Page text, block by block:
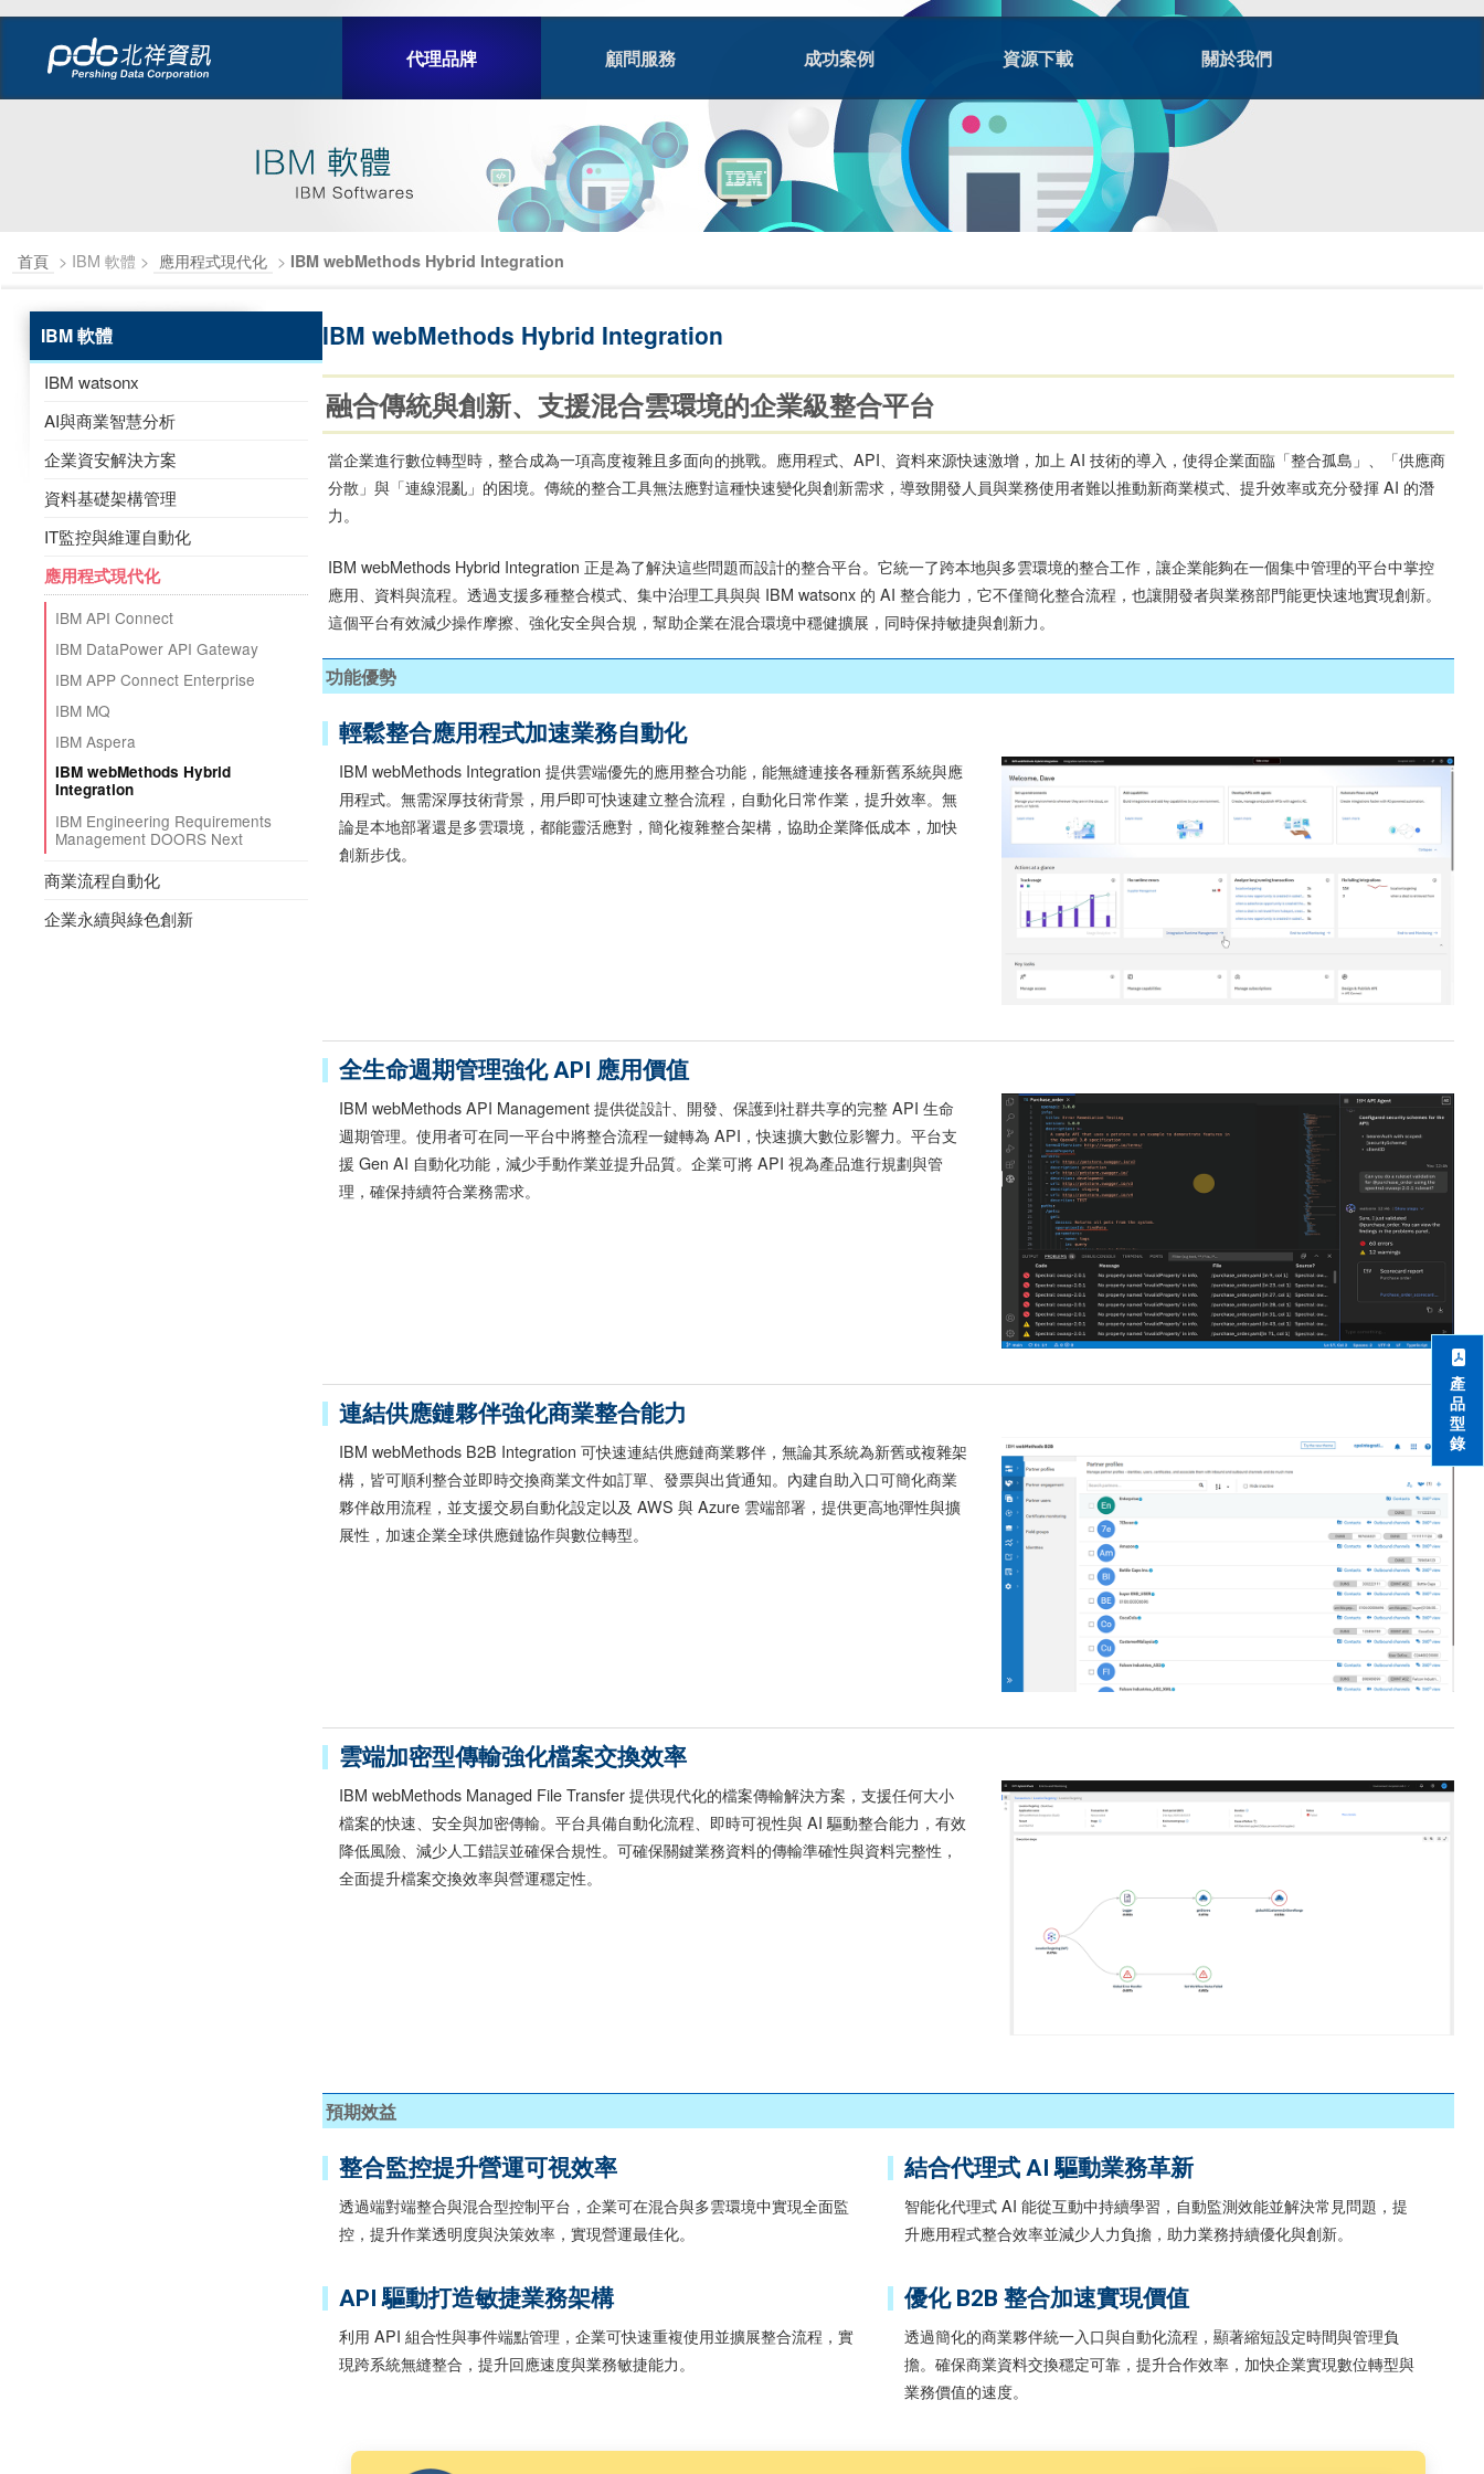
代理品牌 顧問服務 成功案例 資源下載 關於我們
首頁 > IBM 軟體 > 應用程式現代化 > IBM webMethods Hybrid Integration
IBM 軟體
IBM watsonx
AI與商業智慧分析
企業資安解決方案
資料基礎架構管理
IT監控與維運自動化
應用程式現代化
IBM API Connect
IBM DataPower API Gateway
IBM APP Connect Enterprise
IBM MQ
IBM Aspera
IBM webMethods Hybrid
Integration
IBM Engineering Requirements
Management DOORS Next
商業流程自動化
企業永續與綠色創新
IBM webMethods Hybrid Integration
融合傳統與創新、支援混合雲環境的企業級整合平台
當企業進行數位轉型時，整合成為一項高度複雜且多面向的挑戰。應用程式、API、資料來源快速激增，加上 AI 技術的導入，使得企業面臨「整合孤島」、「供應商
分散」與「連線混亂」的困境。傳統的整合工具無法應對這種快速變化與創新需求，導致開發人員與業務使用者難以推動新商業模式、提升效率或充分發揮 AI 的潛
力。
IBM webMethods Hybrid Integration 正是為了解決這些問題而設計的整合平台。它統一了跨本地與多雲環境的整合工作，讓企業能夠在一個集中管理的平台中掌控
應用、資料與流程。透過支援多種整合模式、集中治理工具與與 IBM watsonx 的 AI 整合能力，它不僅簡化整合流程，也讓開發者與業務部門能更快速地實現創新。
這個平台有效減少操作摩擦、強化安全與合規，幫助企業在混合環境中穩健擴展，同時保持敏捷與創新力。
功能優勢
輕鬆整合應用程式加速業務自動化
IBM webMethods Integration 提供雲端優先的應用整合功能，能無縫連接各種新舊系統與應
用程式。無需深厚技術背景，用戶即可快速建立整合流程，自動化日常作業，提升效率。無
論是本地部署還是多雲環境，都能靈活應對，簡化複雜整合架構，協助企業降低成本，加快
創新步伐。
全生命週期管理強化 API 應用價值
IBM webMethods API Management 提供從設計、開發、保護到社群共享的完整 API 生命
週期管理。使用者可在同一平台中將整合流程一鍵轉為 API，快速擴大數位影響力。平台支
援 Gen AI 自動化功能，減少手動作業並提升品質。企業可將 API 視為產品進行規劃與管
理，確保持續符合業務需求。
連結供應鏈夥伴強化商業整合能力
IBM webMethods B2B Integration 可快速連結供應鏈商業夥伴，無論其系統為新舊或複雜架
構，皆可順利整合並即時交換商業文件如訂單、發票與出貨通知。內建自助入口可簡化商業
夥伴啟用流程，並支援交易自動化設定以及 AWS 與 Azure 雲端部署，提供更高地彈性與擴
展性，加速企業全球供應鏈協作與數位轉型。
雲端加密型傳輸強化檔案交換效率
IBM webMethods Managed File Transfer 提供現代化的檔案傳輸解決方案，支援任何大小
檔案的快速、安全與加密傳輸。平台具備自動化流程、即時可視性與 AI 驅動整合能力，有效
降低風險、減少人工錯誤並確保合規性。可確保關鍵業務資料的傳輸準確性與資料完整性，
全面提升檔案交換效率與營運穩定性。
預期效益
整合監控提升營運可視效率
透過端對端整合與混合型控制平台，企業可在混合與多雲環境中實現全面監
控，提升作業透明度與決策效率，實現營運最佳化。
結合代理式 AI 驅動業務革新
智能化代理式 AI 能從互動中持續學習，自動監測效能並解決常見問題，提
升應用程式整合效率並減少人力負擔，助力業務持續優化與創新。
API 驅動打造敏捷業務架構
利用 API 組合性與事件端點管理，企業可快速重複使用並擴展整合流程，實
現跨系統無縫整合，提升回應速度與業務敏捷能力。
優化 B2B 整合加速實現價值
透過簡化的商業夥伴統一入口與自動化流程，顯著縮短設定時間與管理負
擔。確保商業資料交換穩定可靠，提升合作效率，加快企業實現數位轉型與
業務價值的速度。
產
品
型
錄